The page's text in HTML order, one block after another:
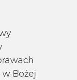
Bożej